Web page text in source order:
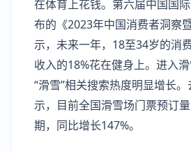
在体育上花钱。第六届中国国
布的《2023年中国消费者洞察
示，未来一年，18至34岁的消
收入的18%花在健身上。进入
“滑雪”相关搜索热度明显增长
示，目前全国滑雪场门票预订
期，同比增长147%。